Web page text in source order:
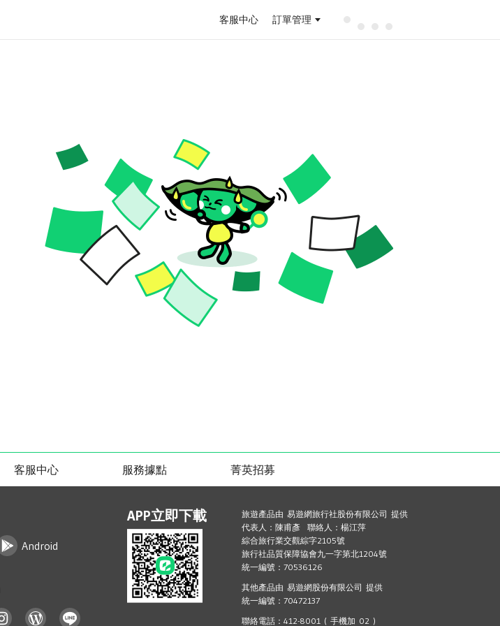
客服中心 訂單管理
客服中心 服務據點 菁英招募
Android
APP立即下載
旅遊產品由 易遊網旅行社股份有限公司 提供
代表人：陳甫彥 聯絡人：楊江萍
綜合旅行業交觀綜字2105號
旅行社品質保障協會九一字第北1204號
統一編號：70536126
其他產品由 易遊網股份有限公司 提供
統一編號：70472137
聯絡電話：412-8001 ( 手機加 02 )